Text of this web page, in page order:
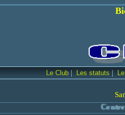
sur
Le Club| Les statuts |
Centre